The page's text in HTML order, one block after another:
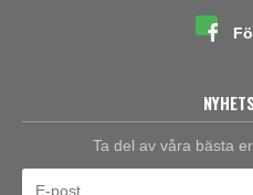
Ta del av våra bästa